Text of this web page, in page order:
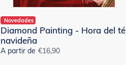
Novedades
Diamond Painting - Hora del té
navideña
A partir de Precio
€16,90